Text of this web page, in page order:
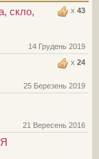
x 43
скло,
14 Грудень 2019
x 24
25 Березень 2019
21 Вересень 2016